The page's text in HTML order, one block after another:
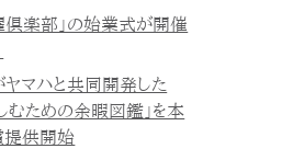
倶楽部」の始業式が開催
マハと共同開発した
むための余暇図鑑」を本
提供開始